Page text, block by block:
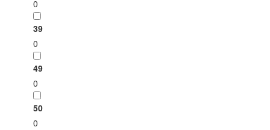
0
39
0
49
0
50
0